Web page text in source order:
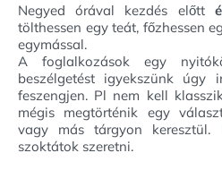
Negyed órával kezdés előtt
tölthessen egy teát, főzhessen
egymással.
A foglalkozások egy
beszélgetést igyekszünk úgy
feszengjen. Pl nem kell
mégis megtörténik egy
vagy más tárgyon
szoktátok szeretni.